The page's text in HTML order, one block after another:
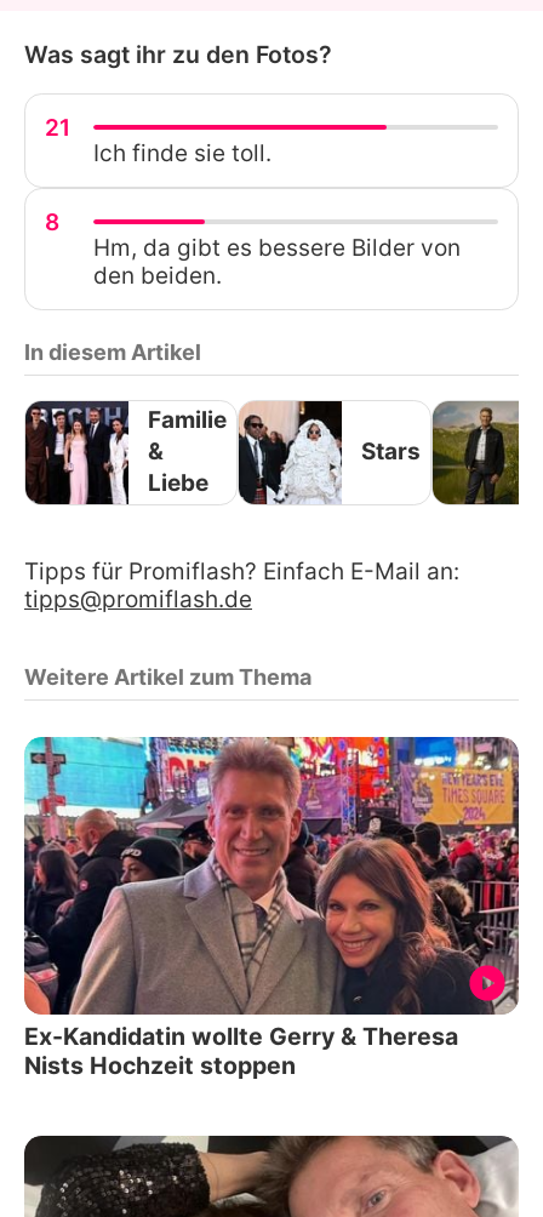
Was sagt ihr zu den Fotos?
21
Ich finde sie toll.
8
Hm, da gibt es bessere Bilder von
den beiden.
In diesem Artikel
Familie
&
Liebe
Stars
Tipps für Promiflash? Einfach E-Mail an:
tipps@promiflash.de
Weitere Artikel zum Thema
Ex-Kandidatin wollte Gerry & Theresa
Nists Hochzeit stoppen